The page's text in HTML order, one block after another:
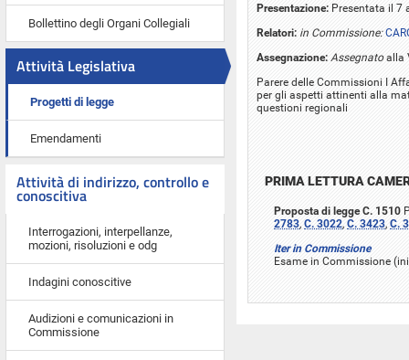
Bollettino degli Organi Collegiali
Attività Legislativa
Progetti di legge
Emendamenti
Attività di indirizzo, controllo e
conoscitiva
Interrogazioni, interpellanze,
mozioni, risoluzioni e odg
Indagini conoscitive
Audizioni e comunicazioni in
Commissione
Presentazione: Presentata il 7
Relatori: in Commissione:
Assegnazione: Assegnatoalla
Parere delle Commissioni I
per gli aspetti attinenti alla
questioni regionali
PRIMA LETTURA
Proposta di legge C. 1510
2783, C. 3022, C. 3423, C.
Iter in Commissione
Esame in Commissione